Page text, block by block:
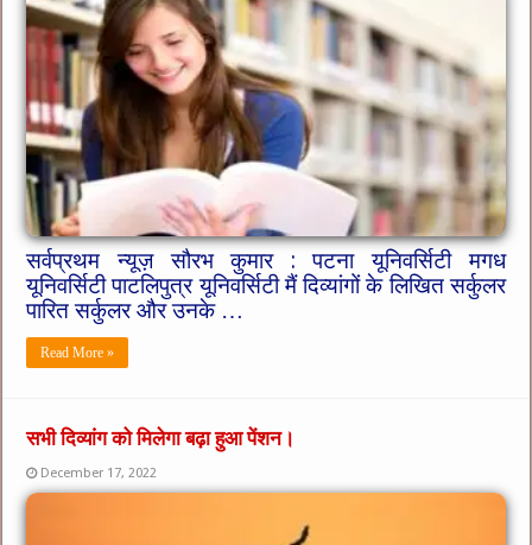
सर्वप्रथम न्यूज़ सौरभ कुमार : पटना यूनिवर्सिटी मगध
यूनिवर्सिटी पाटलिपुत्र यूनिवर्सिटी मैं दिव्यांगों के लिखित सर्कुलर
पारित सर्कुलर और उनके …
Read More »
सभी दिव्यांग को मिलेगा बढ़ा हुआ पेंशन।
December 17, 2022